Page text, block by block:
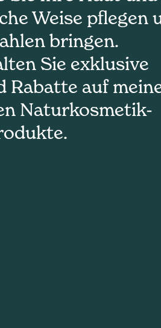
Weise pflegen
bringen.
Sie exklusive
Rabatte auf
Naturkosmetik-